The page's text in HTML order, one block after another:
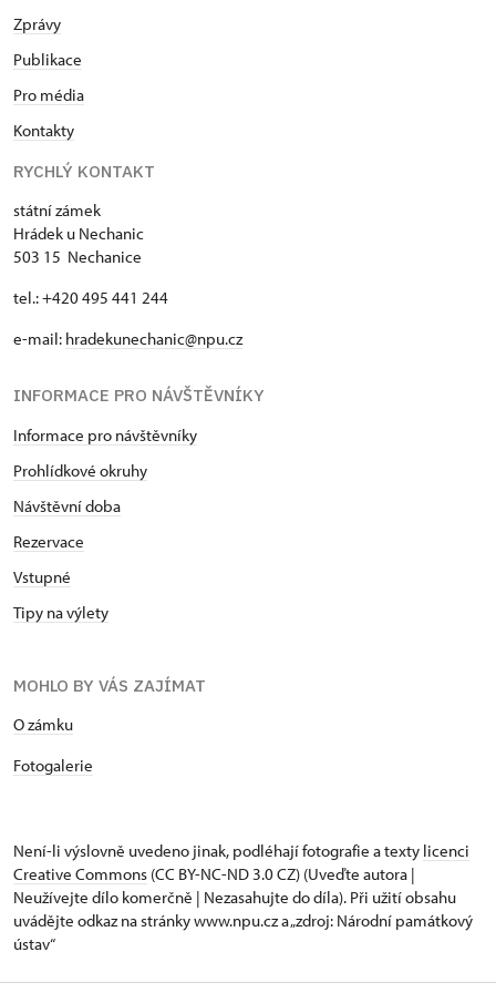
Zprávy
Publikace
Pro média
Kontakty
RYCHLÝ KONTAKT
státní zámek
Hrádek u Nechanic
503 15 Nechanice
tel.: +420 495 441 244
e-mail: hradekunechanic@npu.cz
INFORMACE PRO NÁVŠTĚVNÍKY
Informace pro návštěvníky
Prohlídkové okruhy
Návštěvní doba
Rezervace
Vstupné
Tipy na výlety
MOHLO BY VÁS ZAJÍMAT
O zámku
Fotogalerie
Není-li výslovně uvedeno jinak, podléhají fotografie a texty licenci
Creative Commons (CC BY-NC-ND 3.0 CZ) (Uveďte autora |
Neužívejte dílo komerčně | Nezasahujte do díla). Při užití obsahu
uvádějte odkaz na stránky www.npu.cz a „zdroj: Národní památkový
ústav“